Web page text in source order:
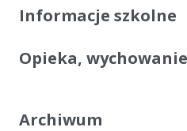
Informacje szkolne
Opieka,
Archiwum